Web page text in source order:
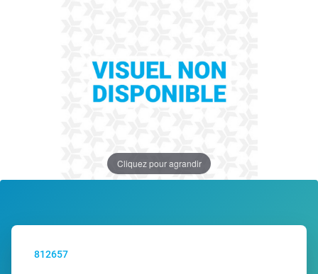
Cliquez pour agrandir
812657